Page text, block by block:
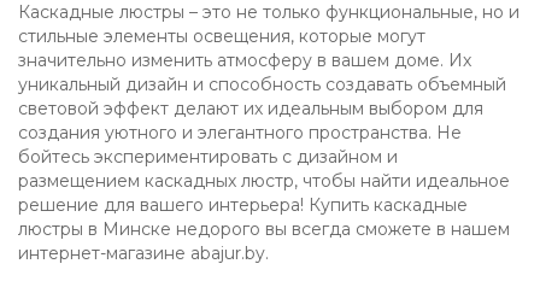
Каскадные люстры – это не только функциональные, но и
стильные элементы освещения, которые могут
значительно изменить атмосферу в вашем доме. Их
уникальный дизайн и способность создавать объемный
световой эффект делают их идеальным выбором для
создания уютного и элегантного пространства. Не
бойтесь экспериментировать с дизайном и
размещением каскадных люстр, чтобы найти идеальное
решение для вашего интерьера! Купить каскадные
люстры в Минске недорого вы всегда сможете в нашем
интернет-магазине abajur.by.